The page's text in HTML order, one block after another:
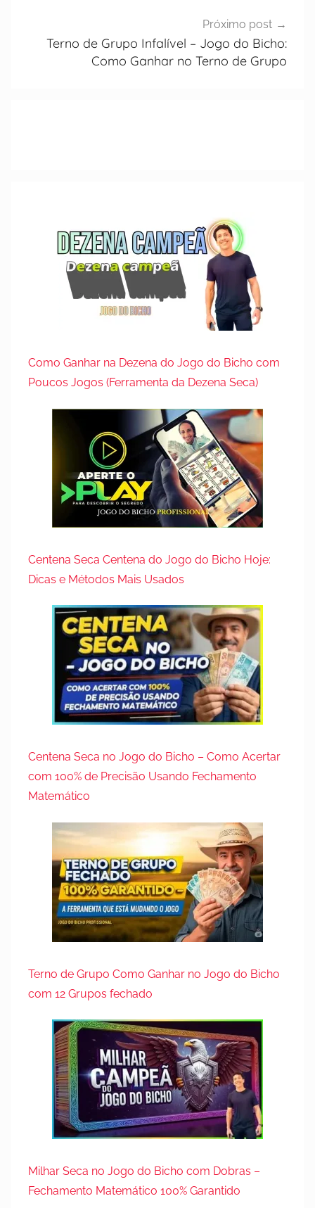
Próximo post
Terno de Grupo Infalível – Jogo do Bicho:
Como Ganhar no Terno de Grupo
Como Ganhar na Dezena do Jogo do Bicho com
Poucos Jogos (Ferramenta da Dezena Seca)
Centena Seca Centena do Jogo do Bicho Hoje:
Dicas e Métodos Mais Usados
Centena Seca no Jogo do Bicho – Como Acertar
com 100% de Precisão Usando Fechamento
Matemático
Terno de Grupo Como Ganhar no Jogo do Bicho
com 12 Grupos fechado
Milhar Seca no Jogo do Bicho com Dobras –
Fechamento Matemático 100% Garantido